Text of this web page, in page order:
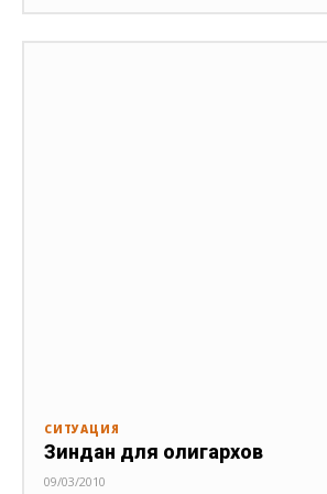
СИТУАЦИЯ
Зиндан для олигархов
09/03/2010